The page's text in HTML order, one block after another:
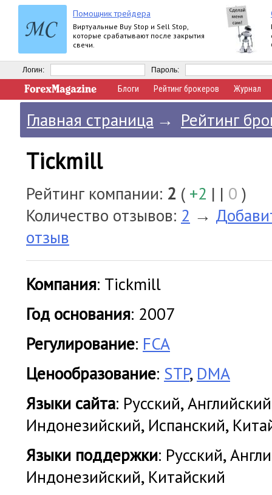
Помощник трейдера
Виртуальные Buy Stop и Sell Stop,
которые срабатывают после закрытия
свечи.
Логин: Пароль:
Блоги Рейтинг брокеров Журнал
Главная страница → Рейтинг
Tickmill
Рейтинг компании: 2 ( +2 | | 0 )
Количество отзывов: 2 →
отзыв
Компания: Tickmill
Год основания: 2007
Регулирование: FCA
Ценообразование: STP, DMA
Языки сайта: Русский,
Индонезийский, Испанский,
Языки поддержки: Русский,
Индонезийский, Китайский